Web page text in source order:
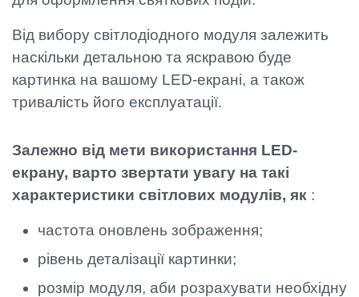
Від вибору світлодіодного модуля залежить
наскільки детальною та яскравою буде
картинка на вашому LED-екрані, а також
тривалість його експлуатації.
Залежно від мети використання LED-
екрану, варто звертати увагу на такі
характеристики світлових модулів, як :
частота оновлень зображення;
рівень деталізації картинки;
розмір модуля, аби розрахувати необхідну